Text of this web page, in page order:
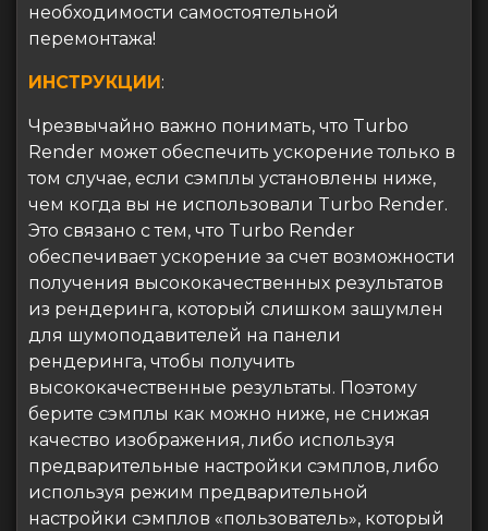
необходимости самостоятельной
перемонтажа!
ИНСТРУКЦИИ:
Чрезвычайно важно понимать, что Turbo
Render может обеспечить ускорение только в
том случае, если сэмплы установлены ниже,
чем когда вы не использовали Turbo Render.
Это связано с тем, что Turbo Render
обеспечивает ускорение за счет возможности
получения высококачественных результатов
из рендеринга, который слишком зашумлен
для шумоподавителей на панели
рендеринга, чтобы получить
высококачественные результаты. Поэтому
берите сэмплы как можно ниже, не снижая
качество изображения, либо используя
предварительные настройки сэмплов, либо
используя режим предварительной
настройки сэмплов «пользователь», который